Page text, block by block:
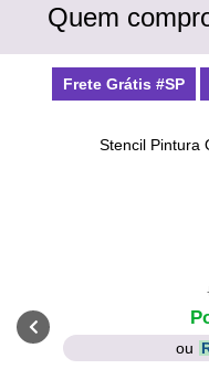
Quem
Stencil Pintura
ou
Frete Grátis #SP